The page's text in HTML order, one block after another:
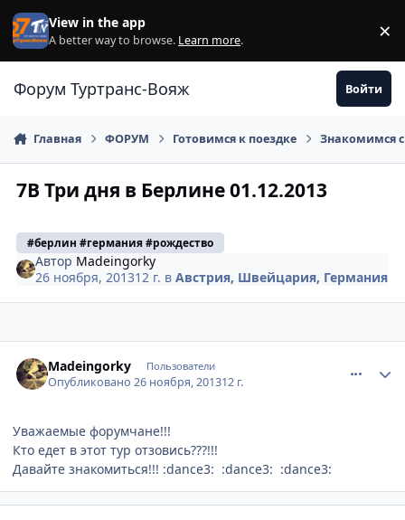
Перейти к содержанию
View in the app
A better way to browse. Learn more. ×
Форум Туртранс-Вояж Войти
Главная ФОРУМ Готовимся к поездке Знакомимся
7В Три дня в Берлине 01.12.2013
#берлин #германия #рождество
Автор Madeingorky
26 ноября, 201312 г. вАвстрия, Швейцария, Германия
Madeingorky Пользователи
Опубликовано26 ноября, 201312 г.
Уважаемые форумчане!!!
Кто едет в этот тур отзовись???!!!
Давайте знакомиться!!! :dance3: :dance3: :dance3: